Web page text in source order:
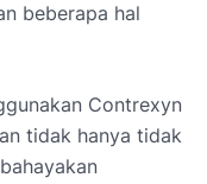
beberapa hal
Contrexyn
tidak hanya tidak